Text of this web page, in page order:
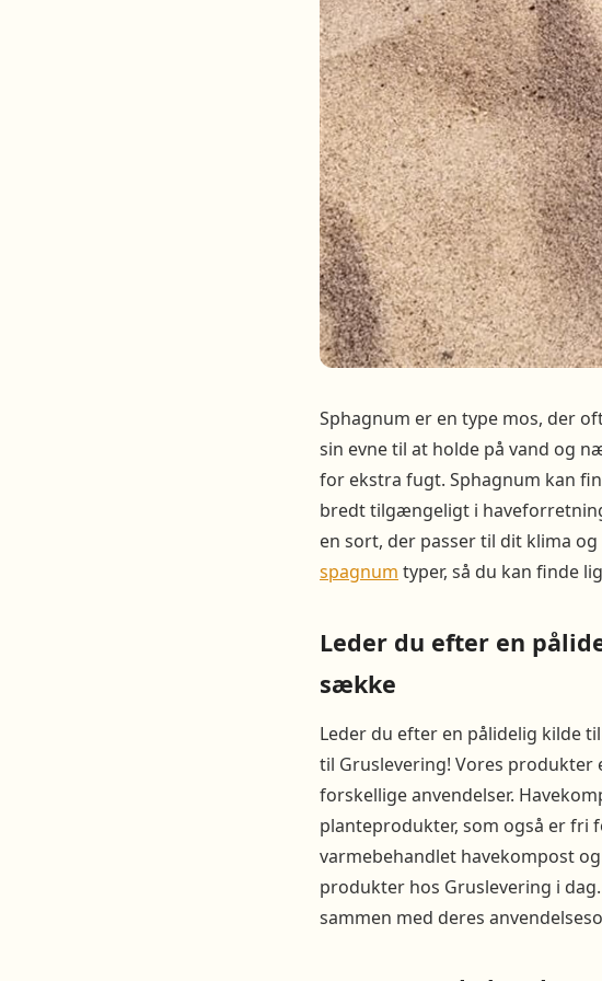
Sphagnum er en type mos, der
sin evne til at holde på vand og
for ekstra fugt. Sphagnum kan
bredt tilgængeligt i
en sort, der passer til dit klima
spagnum typer, så du kan finde
Leder du efter en
sække
Leder du efter en pålidelig kilde
til Gruslevering! Vores
forskellige anvendelser.
planteprodukter, som også er fri
varmebehandlet havekompost
produkter hos Gruslevering i
sammen med deres